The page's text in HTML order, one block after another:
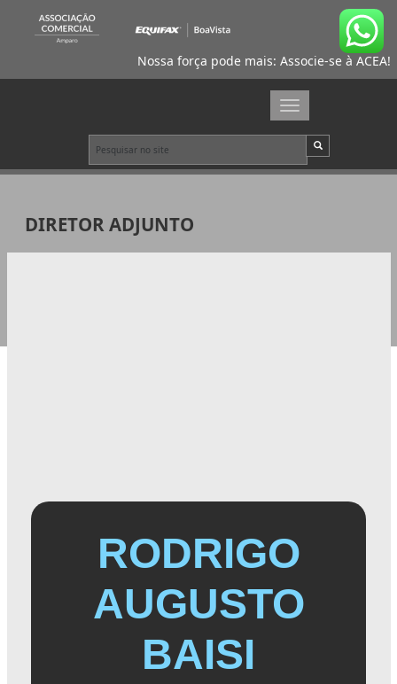
Nossa força pode mais: Associe-se à ACEA!
Toggle
navigation
DIRETOR ADJUNTO
RODRIGO
AUGUSTO
BAISI